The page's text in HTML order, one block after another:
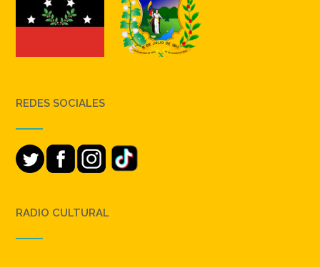
REDES SOCIALES
RADIO CULTURAL